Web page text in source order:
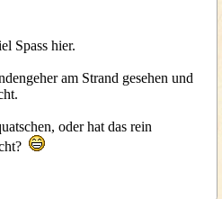
Spass hier.
am Strand gesehen und
oder hat das rein